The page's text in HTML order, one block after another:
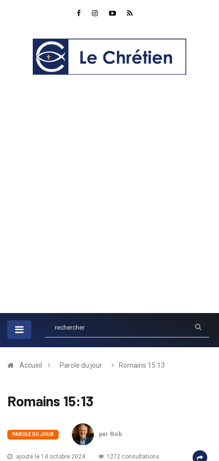
Accueil Parole du jour Romains 15:13
Romains 15:13
PAROLE DU JOUR par Rob
ajouté le 14 octobre 2024 1272 consultations